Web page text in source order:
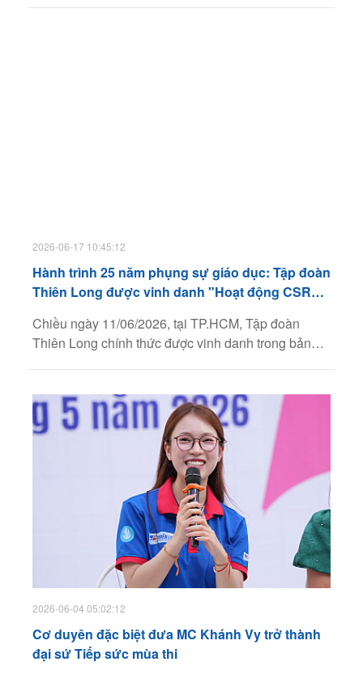
2026-06-17 10:45:12
Hành trình 25 năm phụng sự giáo dục: Tập đoàn
Thiên Long được vinh danh "Hoạt động CSR
Chiều ngày 11/06/2026, tại TP.HCM, Tập đoàn
Thiên Long chính thức được vinh danh trong bảng
ghi nhận ở hạng mục “Hoạt động CSR nổi bật” là
minh chứng rõ nét cho tính nhất quán và cam kết
bền bỉ của thương hiệu trong việc lấy giáo dục làm
trọng tâm cho chiến lược phát triển bền vững.
2026-06-04 05:02:12
Cơ duyên đặc biệt đưa MC Khánh Vy trở thành
đại sứ Tiếp sức mùa thi